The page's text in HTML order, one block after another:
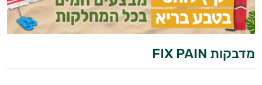
מדבקות FIX PAIN